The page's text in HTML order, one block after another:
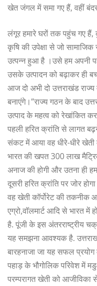
खेत जंगल में समा गए हैं, वहीं
लंगूर हमारे घरों तक पहुंच गए
कृषि की उपेक्षा से जो
उत्पन्न हुआ है ।उसे हम अपनी
उसके उत्पादन को बढ़ाकर ही
आज दो अभी दो उत्तराखंड
बनाएंगे।”राज्य गठन के बाद
उत्पाद के महत्व को रेखांकित
पहली हरित क्रांति से लागत
संकट में आया वह धीरे-धीरे
भारत की खपत 300 लाख
अनाज की होगी और उतना ही
दूसरी हरित क्रांति पर जोर
वह खेती कॉर्पोरेट की तकनीक
एग्रो,वॉलमार्ट आदि से भारत में
है. पूंजी के इस अंतरराष्ट्रीय
यह समझना आवश्यक है.
बारहनाजा जा यह सफल
पहाड़ के भौगोलिक परिवेश में
परम्परागत खेती को आजीविका